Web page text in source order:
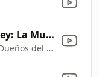
Hector Lavoe Medley: La Murga / Ah, Ah, Oh No / Che Che Colé / Calle Luna, Calle Sol / El Cantante / Períodico De Ayer / Mi Gente (Salsa Mix)
Chino Espinoza y Los Dueños del Son